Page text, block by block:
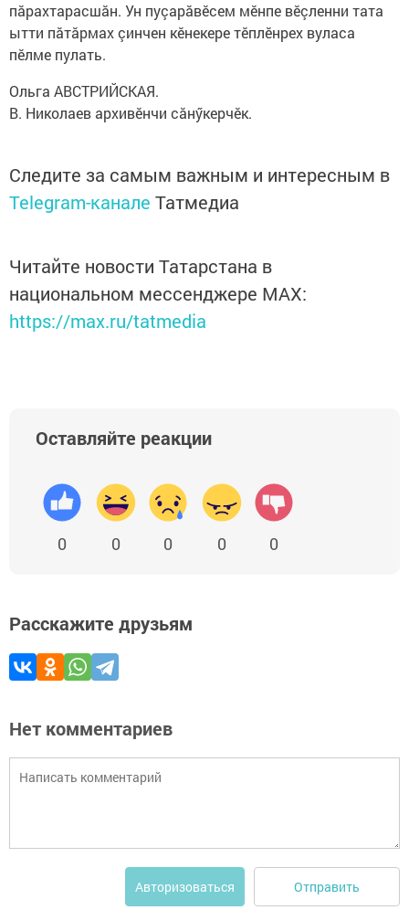
пăрахтарасшăн. Ун пуçарăвӗсем мӗнпе вӗçленни тата
ытти пăтăрмах çинчен кӗнекере тӗплӗнрех вуласа
пӗлме пулать.
Ольга АВСТРИЙСКАЯ.
В. Николаев архивӗнчи сăнӳкерчӗк.
Следите за самым важным и интересным в
Telegram-канале Татмедиа
Читайте новости Татарстана в
национальном мессенджере MАХ:
https://max.ru/tatmedia
Оставляйте реакции
0 0 0 0 0
Расскажите друзьям
Нет комментариев
Авторизоваться Отправить